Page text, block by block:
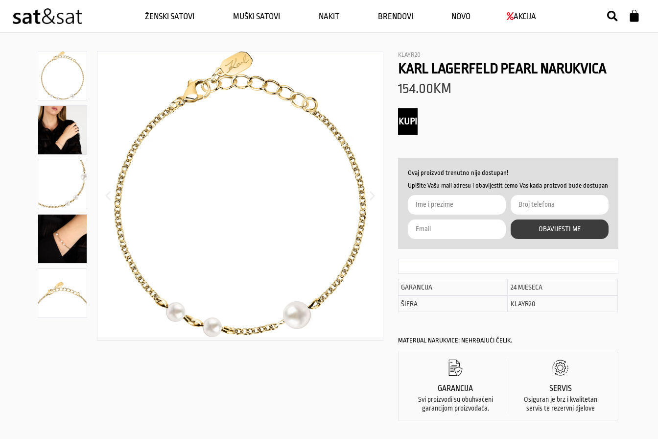
ŽENSKI SATOVI MUŠKI SATOVI NAKIT BRENDOVI NOVO AKCIJA
KLAYR20
KARL LAGERFELD PEARL NARUKVICA
154.00 KM
KUPI
Ovaj proizvod trenutno nije dostupan!
Upišite Vašu mail adresu i obavijestit ćemo Vas kada proizvod bude dostupan
OBAVIJESTI ME
GARANCIJA 24 MJESECA
ŠIFRA KLAYR20
MATERIJAL NARUKVICE: NEHRĐAJUĆI ČELIK.
GARANCIJA
Svi proizvodi su obuhvaćeni
garancijom proizvođača.
SERVIS
Osiguran je brz i kvalitetan
servis te rezervni djelove